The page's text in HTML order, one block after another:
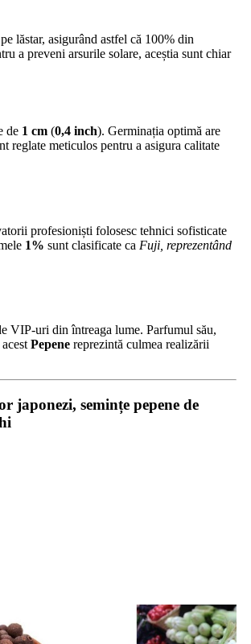
lăstar, asigurând astfel că 100% din
a preveni arsurile solare, aceștia sunt chiar
de 1 cm (0,4 inch). Germinația optimă are
reglate meticulos pentru a asigura calitate
profesioniști folosesc tehnici sofisticate
1% sunt clasificate ca Fuji, reprezentând
VIP-uri din întreaga lume. Parfumul său,
Pepene reprezintă culmea realizării
japonezi, semințe pepene de